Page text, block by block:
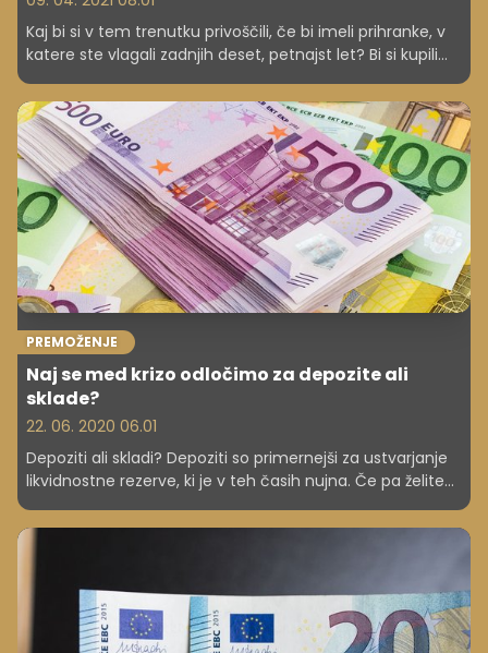
Kaj bi si v tem trenutku privoščili, če bi imeli prihranke, v
katere ste vlagali zadnjih deset, petnajst let? Bi si kupili
nov avto, bi vložili v nov dom, bi si kupili čoln ali povsem
novo pohištvo? Začnite že danes z bolj preudarnim in
odgovornim upravljanjem svojih financ, v ta namen smo
za vas pripravili koristne nasvete.
PREMOŽENJE
Naj se med krizo odločimo za depozite ali
sklade?
22. 06. 2020 06.01
Depoziti ali skladi? Depoziti so primernejši za ustvarjanje
likvidnostne rezerve, ki je v teh časih nujna. Če pa želite
dolgoročno varčevati, potem je bolje, da izberete sklade.
Številni pa se sprašujejo, ali naj se med krizo odločijo za